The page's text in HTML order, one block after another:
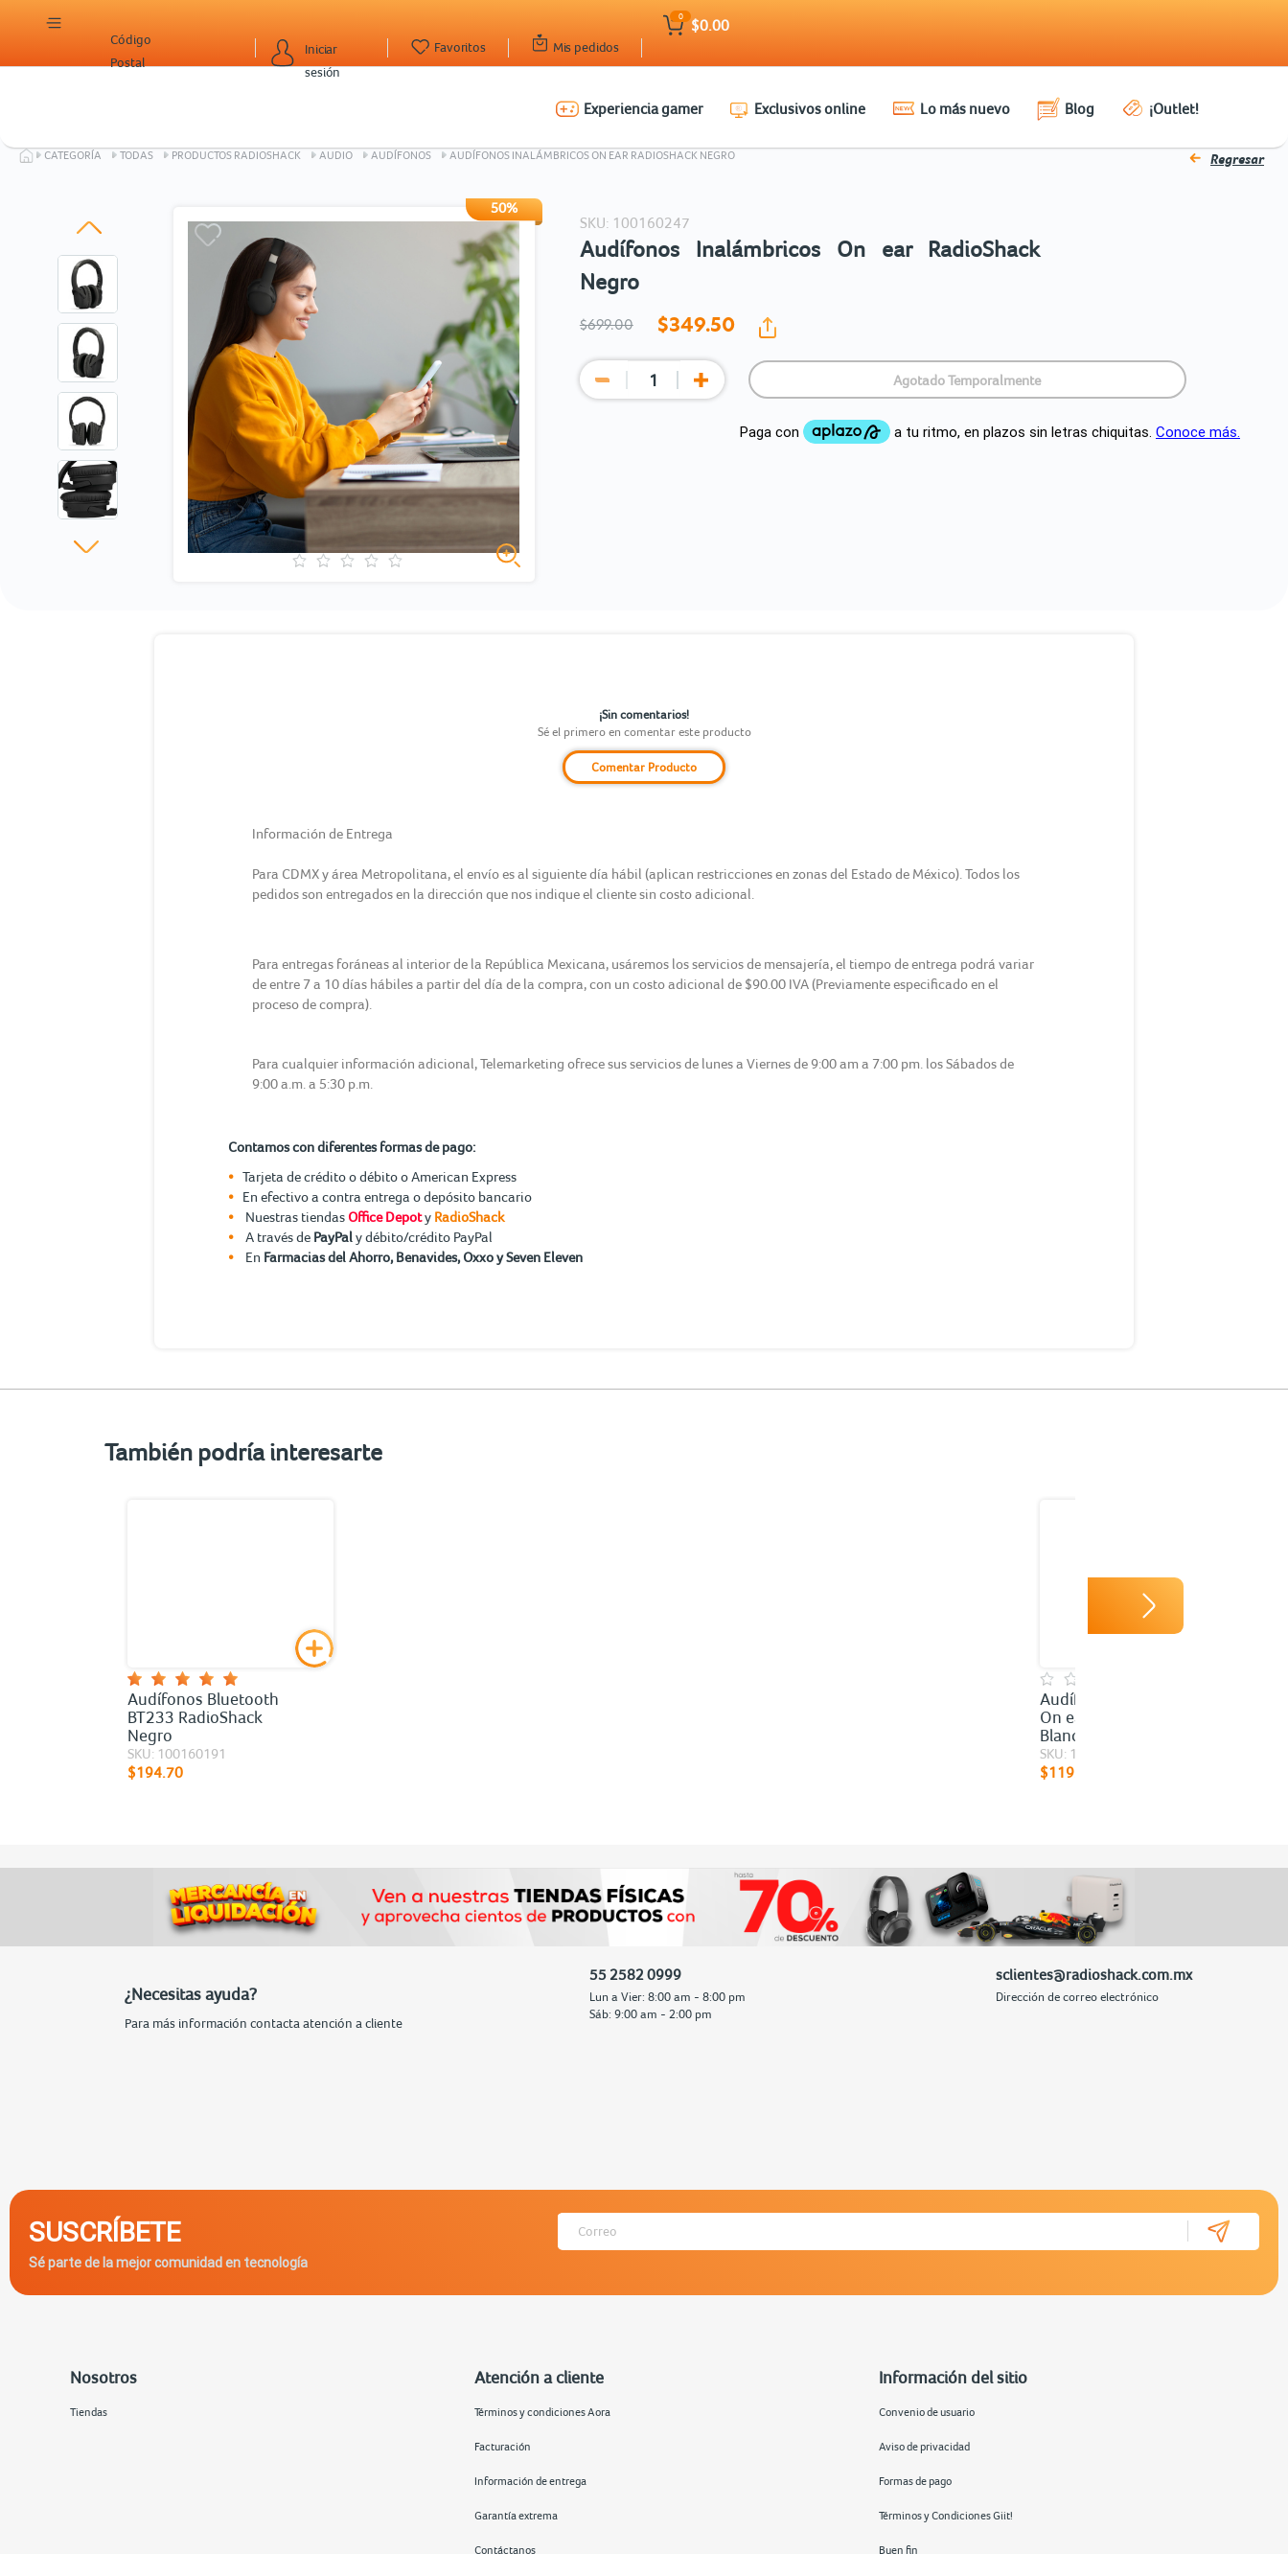
Iniciar
sesión
Código
Postal
Mis pedidos
Favoritos
0
$0.00
Experiencia gamer Exclusivos online Lo más nuevo Blog ¡Outlet!
CATEGORÍA TODAS PRODUCTOS RADIOSHACK AUDIO AUDÍFONOS AUDÍFONOS INALÁMBRICOS ON EAR RADIOSHACK NEGRO Regresar
50%
SKU: 100160247
Audífonos Inalámbricos On ear RadioShack
Negro
$699.00 $349.50
Agotado Temporalmente
Ingresar Codigo Postal
¡Sin comentarios!
Sé el primero en comentar este producto
Comentar Producto
Información de Entrega
Para CDMX y área Metropolitana, el envío es al siguiente día hábil (aplican restricciones en zonas del Estado de México). Todos los
pedidos son entregados en la dirección que nos indique el cliente sin costo adicional.
Para entregas foráneas al interior de la República Mexicana, usáremos los servicios de mensajería, el tiempo de entrega podrá variar
de entre 7 a 10 días hábiles a partir del día de la compra, con un costo adicional de $90.00 IVA (Previamente especificado en el
proceso de compra).
Para cualquier información adicional, Telemarketing ofrece sus servicios de lunes a Viernes de 9:00 am a 7:00 pm. los Sábados de
9:00 a.m. a 5:30 p.m.
Contamos con diferentes formas de pago:
Tarjeta de crédito o débito o American Express
En efectivo a contra entrega o depósito bancario
Nuestras tiendas Office Depoty RadioShack
A través de PayPaly débito/crédito PayPal
En Farmacias del Ahorro, Benavides, Oxxo y Seven Eleven
También podría interesarte
Audífonos Bluetooth
BT233 RadioShack
Negro
SKU: 100160191
$194.70
Audífonos Inalámbricos
On ear RadioShack
Blanco
SKU: 100160221
$119.70
¿Necesitas ayuda?
Para más información contacta atención a cliente
55 2582 0999
Lun a Vier: 8:00 am - 8:00 pm
Sáb: 9:00 am - 2:00 pm
sclientes@radioshack.com.mx
Dirección de correo electrónico
SUSCRÍBETE
Sé parte de la mejor comunidad en tecnología
Nosotros
Tiendas
Atención a cliente
Términos y condiciones Aora
Facturación
Información de entrega
Garantía extrema
Contáctanos
Información del sitio
Convenio de usuario
Aviso de privacidad
Formas de pago
Términos y Condiciones Giit!
Buen fin